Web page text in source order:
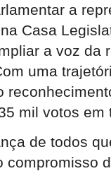
a
Casa
a voz da
uma
mil votos em
de todos
compromisso